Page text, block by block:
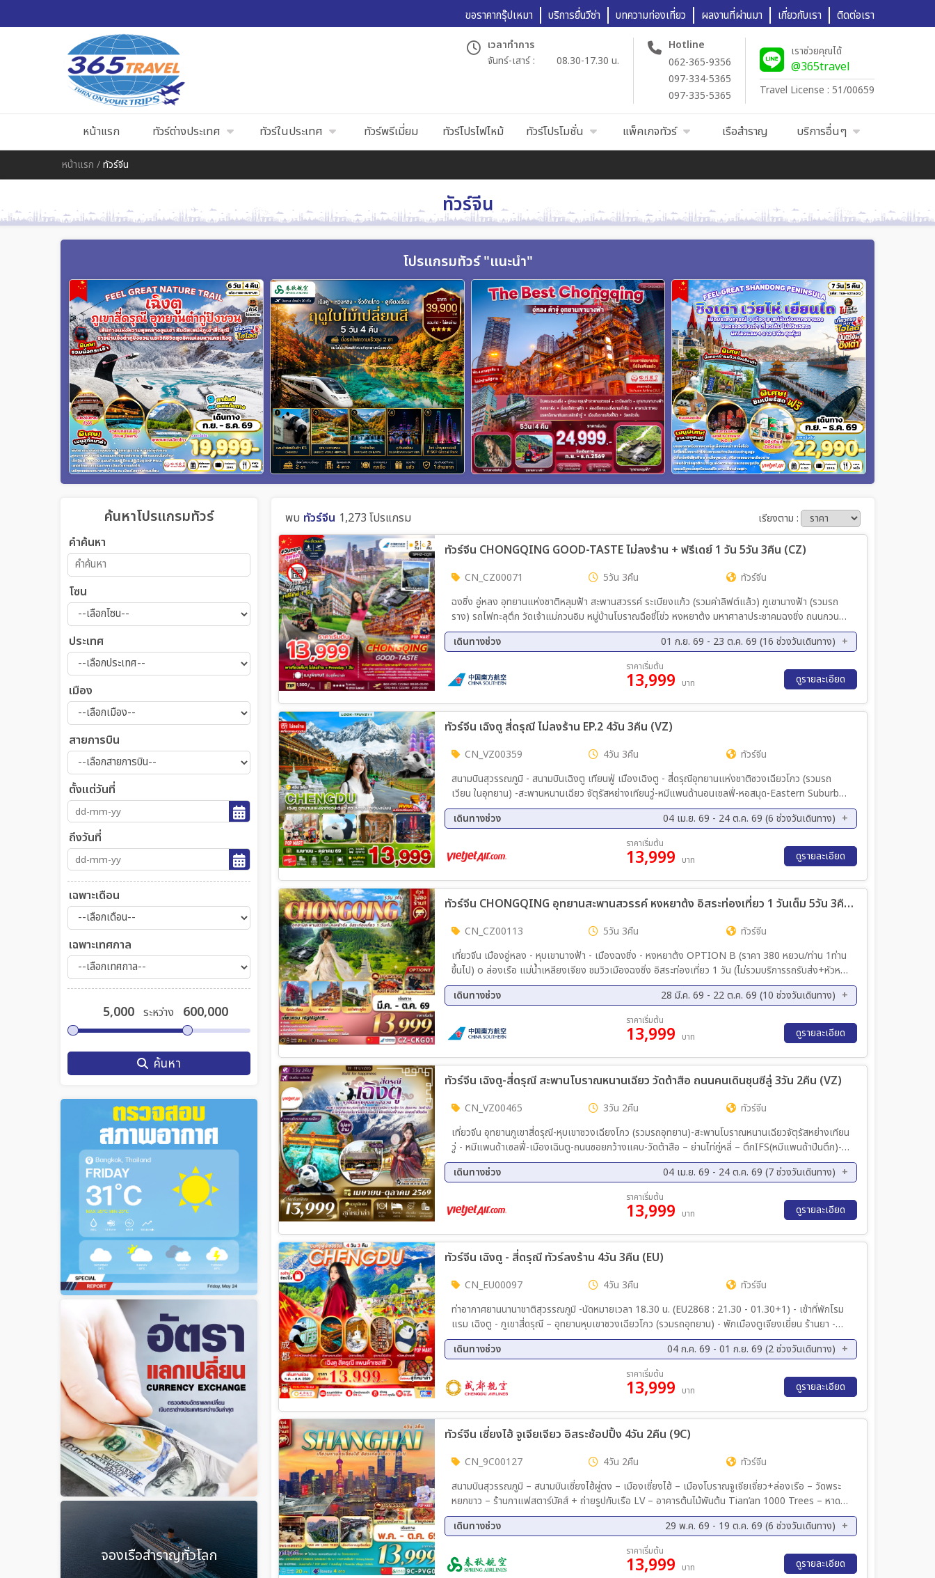
ขอราคากรุ๊ปเหมา บริการยื่นวีซ่า บทความท่องเที่ยว ผลงานที่ผ่านมา เกี่ยวกับเรา ติดต่อเรา
เวลาทำการ
จันทร์-เสาร์ :
08.30-17.30 น.
Hotline
062-365-9356
097-334-5365
097-335-5365
เราช่วยคุณได้
@365travel
Travel License : 51/00659
หน้าแรก ทัวร์ต่างประเทศ ทัวร์ในประเทศ ทัวร์พรีเมี่ยม ทัวร์โปรไฟไหม้ ทัวร์โปรโมชั่น แพ็คเกจทัวร์ เรือสำราญ บริการอื่นๆ
หน้าแรก /ทัวร์จีน
ทัวร์จีน
โปรแกรมทัวร์ "แนะนำ"
ค้นหาโปรแกรมทัวร์
คำค้นหา
โซน
ประเทศ
เมือง
สายการบิน
ตั้งแต่วันที่
ถึงวันที่
เฉพาะเดือน
เฉพาะเทศกาล
ระหว่าง
ค้นหา
จองเรือสำราญทั่วโลก
พบ ทัวร์จีน 1,273 โปรแกรม เรียงตาม :
ทัวร์จีน CHONGQING GOOD-TASTE ไม่ลงร้าน + ฟรีเดย์ 1 วัน 5วัน 3คืน (CZ)
CN_CZ00071 5วัน 3คืน
ทัวร์จีน
ฉงชิ่ง อู่หลง อุทยานแห่งชาติหลุมฟ้า สะพานสวรรค์ ระเบียงแก้ว (รวมค่าลิฟต์แล้ว) ภูเขานางฟ้า (รวมรถ
ราง) รถไฟทะลุตึก วัดเจ้าแม่กวนอิม หมู่บ้านโบราณฉือชี่โข่ว หงหยาต้ง มหาศาลาประชาคมฉงชิ่ง ถนนกวนอิน
เฉียว Kuixing Building ตึกตะเกียบ ถนนคนเดินเจี่ยฟ่างเป่ย Pop mart
เดินทางช่วง
01 ก.ย. 69 - 23 ต.ค. 69 (16 ช่วงวันเดินทาง)
03 ก.ย. 69 - 07 ก.ย. 69
11 ก.ย. 69 - 15 ก.ย. 69
13 ก.ย. 69 - 17 ก.ย. 69
15 ก.ย. 69 - 19 ก.ย. 69
25 ก.ย. 69 - 29 ก.ย. 69
27 ก.ย. 69 - 01 ต.ค. 69
09 ต.ค. 69 - 13 ต.ค. 69
11 ต.ค. 69 - 15 ต.ค. 69
13 ต.ค. 69 - 17 ต.ค. 69
19 ต.ค. 69 - 23 ต.ค. 69
ราคาเริ่มต้น
13,999 บาท ดูรายละเอียด
ทัวร์จีน เฉิงตู สี่ดรุณี ไม่ลงร้าน EP.2 4วัน 3คืน (VZ)
CN_VZ00359 4วัน 3คืน
ทัวร์จีน
สนามบินสุวรรณภูมิ - สนามบินเฉิงตู เทียนฟู่ เมืองเฉิงตู - สี่ดรุณีอุทยานแห่งชาติซวงเฉียวโกว (รวมรถ
เวียน ในอุทยาน) -สะพานหนานเฉียว จัตุรัสหย่างเทียนวู่-หมีแพนด้านอนเซลฟี่-หอสมุด-Eastern Suburb
Memory - SPK Global Center - ชมแสงสีบนตึกแฝดเฉิงตู ซอยกว้างซอยแคบ-ย่านไท่กุหลี่-วัดต้าฉือ-
ถนนคนเดินชุนซีลู่ -IFSหมีแพนด้าปืนตึก - สนามบินเฉิงตู เทียนฟู่
เดินทางช่วง
04 เม.ย. 69 - 24 ต.ค. 69 (6 ช่วงวันเดินทาง)
15 ส.ค. 69 - 18 ส.ค. 69
26 ก.ย. 69 - 29 ก.ย. 69
16 ต.ค. 69 - 19 ต.ค. 69 22 ต.ค. 69 - 25 ต.ค. 69
ราคาเริ่มต้น
13,999 บาท ดูรายละเอียด
ทัวร์จีน CHONGQING อุทยานสะพานสวรรค์ หงหยาต้ง อิสระท่องเที่ยว 1 วันเต็ม 5วัน 3คืน (CZ)
CN_CZ00113 5วัน 3คืน
ทัวร์จีน
เที่ยวจีน เมืองอู่หลง - หุบเขานางฟ้า - เมืองฉงชิ่ง - หงหยาต้ง OPTION B (ราคา 380 หยวน/ท่าน 1ท่าน
ขึ้นไป) o ล่องเรือ แม่น้ำเหลียงเจียง ชมวิวเมืองฉงชิ่ง อิสระท่องเที่ยว 1 วัน (ไม่รวมบริการรถรับส่ง+หัวหน้า
ทัวร์) OPTION C (ราคา 680 หยวน/ท่าน5ท่านขึ้นไป) o สวนสัตว์ฉงชิ่ง - หอชมวิว Cloud Top Eyes
Observatory + บุพเฟต์มื้อกลางวัน OPTION D (ราคา 598 หยวน/ท่าน5ท่านขึ้นไป) ถ่ายรูปซ้อนท้าย
มอเตอร์ไซต์ในฉงชิ่ง - ชมวิวถถนนนานปิงริมแม่น้ำแยงซี VIENNA HOTEL หรือเทียบเท่า RAFFLE CITY
– แหล่งช้อปปิ้ง เชาเทียนเหมิน เกต – POP MART – อนุสาวรีย์ปลดปล่อยประชาชน - ตึกตะเกียบ(ถ่าย
ภาพด้านนอก) - ถนนคนเดินฟู้ดคอร์ท บายยูว – ชมรถไฟฟ้าทะลุตึกสถานี Liziba - หมู่บ้านโบราณฉือชี่โข่ว
เดินทางช่วง
28 มี.ค. 69 - 22 ต.ค. 69 (10 ช่วงวันเดินทาง)
10 ก.ย. 69 - 14 ก.ย. 69
20 ก.ย. 69 - 24 ก.ย. 69
24 ก.ย. 69 - 28 ก.ย. 69
28 ก.ย. 69 - 02 ต.ค. 69
18 ต.ค. 69 - 22 ต.ค. 69
ราคาเริ่มต้น
13,999 บาท ดูรายละเอียด
ทัวร์จีน เฉิงตู-สี่ดรุณี สะพานโบราณหนานเฉียว วัดต้าสือ ถนนคนเดินชุนซีลู่ 3วัน 2คืน (VZ)
CN_VZ00465 3วัน 2คืน
ทัวร์จีน
เที่ยวจีน อุทยานภูเขาสี่ดรุณี-หุบเขาซวงเฉียงโกว (รวมรถอุทยาน)-สะพานโบราณหนานเฉียวจัตุรัสหย่างเทียน
วู่ - หมีแพนด้าเซลฟี่-เมืองเฉินตู-ถนนซอยกว้างแคบ-วัดต้าสือ – ย่านไท่กู่หลี่ – ตึกIFS(หมีแพนด้าปีนตึก)-
ถนนคนเดินชุนซีลู่-สนามบินเฉิงตู-เดินทางกลับกรุงเทพ (TFU-BKK VZ3681/23.00-01.15)
เดินทางช่วง
04 เม.ย. 69 - 24 ต.ค. 69 (7 ช่วงวันเดินทาง)
17 ก.ย. 69 - 19 ก.ย. 69
10 ต.ค. 69 - 12 ต.ค. 69
11 ต.ค. 69 - 13 ต.ค. 69
15 ต.ค. 69 - 17 ต.ค. 69
ราคาเริ่มต้น
13,999 บาท ดูรายละเอียด
ทัวร์จีน เฉิงตู - สี่ดรุณี ทัวร์ลงร้าน 4วัน 3คืน (EU)
CN_EU00097 4วัน 3คืน
ทัวร์จีน
ท่าอากาศยานนานาชาติสุวรรณภูมิ -นัดหมายเวลา 18.30 น. (EU2868 : 21.30 - 01.30+1) - เข้าที่พักโรม
แรม เฉิงตู - ภูเขาสี่ดรุณี – อุทยานหุบเขาชวงเฉียวโกว (รวมรถอุทยาน) - พักเมืองตูเจียงเยี่ยน ร้านยา -
ร้านหนังสือจงซูเก๋อ – สะพานหนานเฉียว – หมีแพนด้าเซลฟี่ – เมืองโบราณก้วงเซี้ยน – ร้านผ้าไหม - พัก
เมืองเฉิงตู ร้านหยก - ไท่กู่หลี่+ถนนคนเดินซุนซีลู่ - หมีแพนด้ายักษ์ปืนตึก ณ ตึก IFS - เข้าสนามบิน -ท่า
เดินทางช่วง
04 ก.ค. 69 - 01 ก.ย. 69 (2 ช่วงวันเดินทาง)
29 ส.ค. 69 - 01 ก.ย. 69
ราคาเริ่มต้น
13,999 บาท ดูรายละเอียด
ทัวร์จีน เซี่ยงไฮ้ จูเจียเจียว อิสระช้อปปิ้ง 4วัน 2คืน (9C)
CN_9C00127 4วัน 2คืน
ทัวร์จีน
สนามบินสุวรรณภูมิ – สนามบินเซี่ยงไฮ้ผู่ตง – เมืองเซี่ยงไฮ้ – เมืองโบราณจูเจียเจี่ยว+ล่องเรือ – วัดพระ
หยกขาว – ร้านกาแฟสตาร์บัคส์ + ถ่ายรูปกับเรือ LV – อาคารต้นไม้พันต้น Tian’an 1000 Trees – หาด
เจ้าพ่อเซี่ยงไฮ้(หาดไว่ทาน) – ถนนนานกิง+ POP MART เซี่ยงไฮ้ *** FREE DAY อิสระท่องเที่ยวด้วยตัว
เองตามอัธยาศัย *** เซี่ยงไฮ้ – ถนนอันฟู – WUKANG MANSION – FLORENTIA VILLAGE
OUTLETS – สนามบินเซี่ยงไฮ้ผู่ตง – สนามบินสุวรรณภูมิ
เดินทางช่วง
29 พ.ค. 69 - 19 ต.ค. 69 (6 ช่วงวันเดินทาง)
10 ก.ย. 69 - 13 ก.ย. 69
09 ต.ค. 69 - 12 ต.ค. 69
15 ต.ค. 69 - 18 ต.ค. 69 16 ต.ค. 69 - 19 ต.ค. 69
ราคาเริ่มต้น
13,999 บาท ดูรายละเอียด